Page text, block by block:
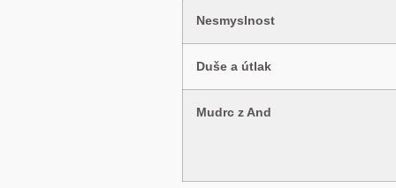
Nesmyslnost
Duše a útlak
Mudrc z And